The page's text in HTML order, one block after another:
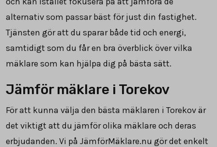
alternativ som passar bäst för just din fastighet.
Tjänsten gör att du sparar både tid och energi,
samtidigt som du får en bra överblick över vilka
mäklare som kan hjälpa dig på bästa sätt.
Jämför mäklare i Torekov
För att kunna välja den bästa mäklaren i Torekov är
det viktigt att du jämför olika mäklare och deras
erbjudanden. Vi på JämförMäklare.nu gör det enkelt